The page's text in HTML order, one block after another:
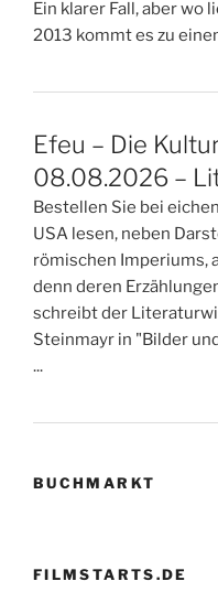
Ein klarer Fall, aber wo
2013 kommt es zu
Efeu – Die
08.08.2026 –
Bestellen Sie bei
USA lesen, neben
römischen Imperiums,
denn deren
schreibt der
Steinmayr in "Bilder
...
BUCHMARKT
FILMSTARTS.DE